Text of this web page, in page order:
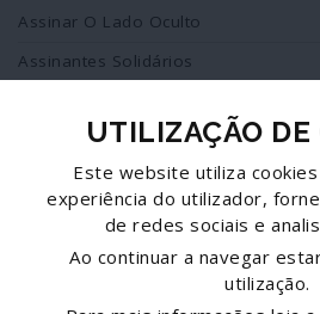
Assinar O Lado Oculto
Assinantes Solidários
Redes Sociais
Siga-nos no facebook
UTILIZAÇÃO DE
Este website utiliza
experiência do utilizador,
de redes sociais e
Ao continuar a navegar
utilização.